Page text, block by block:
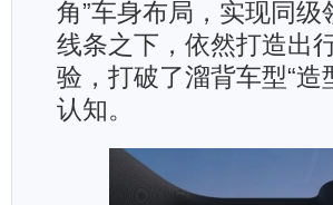
角”车身布局，实现同
线条之下，依然打造出
验，打破了溜背车型“
认知。